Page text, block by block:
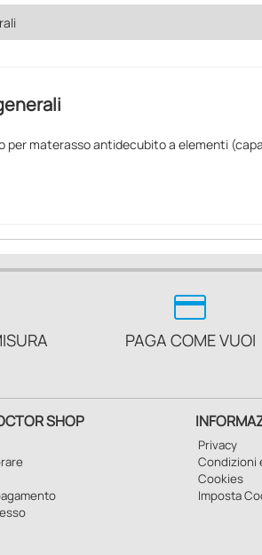
per materasso antidecubito a elementi
credit_card
PAGA COME VUOI
SHOP
Privacy
Condizioni
Cookies
Imposta